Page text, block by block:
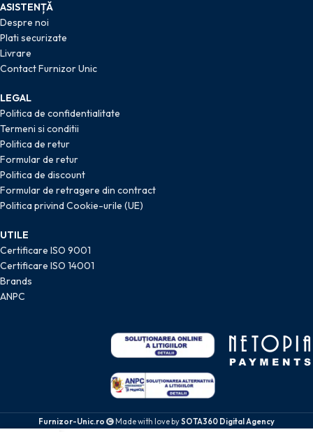
ASISTENȚĂ
Despre noi
Plati securizate
Livrare
Contact Furnizor Unic
LEGAL
Politica de confidentialitate
Termeni si conditii
Politica de retur
Formular de retur
Politica de discount
Formular de retragere din contract
Politica privind Cookie-urile (UE)
UTILE
Certificare ISO 9001
Certificare ISO 14001
Brands
ANPC
Furnizor-Unic.ro Made with love bySOTA360 Digital Agency